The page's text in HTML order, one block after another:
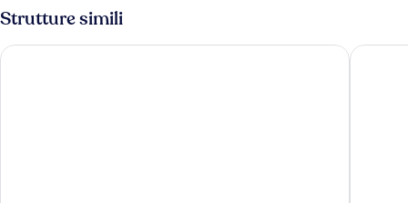
Strutture simili
Comfort Inn & Suites Downtown Brickell - Port of Miami